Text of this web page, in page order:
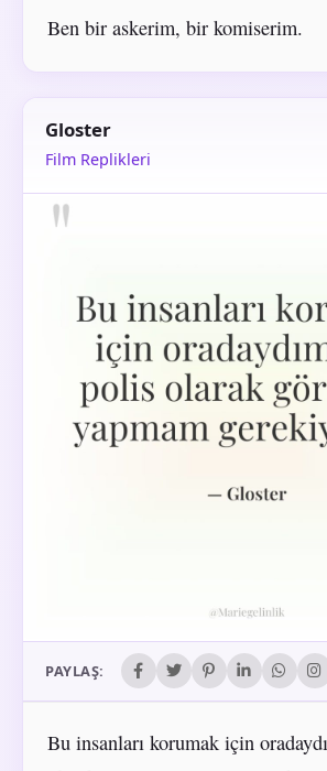
Ben bir askerim, bir komiserim.
Gloster
Film Replikleri
PAYLAŞ:
Bu insanları korumak için